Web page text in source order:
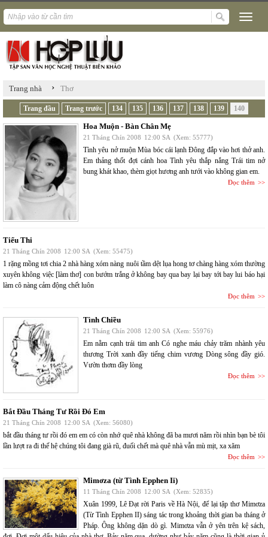
Trang nhà › Thơ
Trang đầu Trang trước 134 135 136 137 138 139 140
Hoa Muộn - Bàn Chân Mẹ
21 Tháng Chín 2008 12:00 SA (Xem: 55777)
Tình yêu nở muộn Mùa bóc cái lạnh Đông đắp vào hơi thở anh.
Em thảng thốt đợi cánh hoa Tình yêu thắp nắng Trái tim nở
bung khát khao, thèm giọt hương anh tưới vào không gian em.
Đọc thêm
Tiểu Thi
21 Tháng Chín 2008 12:00 SA (Xem: 55475)
1 rặng mồng tơi chia 2 nhà hàng xóm nàng nuôi tầm dệt lụa hong tơ chàng hàng xóm thường
xuyên không việc [làm thơ] con bướm trắng ở không bay qua bay lại bay tới bay lui báo hại
làm cô nàng cảm động chết luôn
Đọc thêm
Tình Chiều
21 Tháng Chín 2008 12:00 SA (Xem: 55976)
Em nằm cạnh trái tim anh Có nghe máu chảy trăm nhành yêu
thương Trời xanh đầy tiếng chim vương Dòng sông đầy gió.
Vườn thơm đầy lòng
Đọc thêm
Bắt Đầu Tháng Tư Rồi Đó Em
21 Tháng Chín 2008 12:00 SA (Xem: 56080)
bắt đầu tháng tư rồi đó em em có còn nhớ quê nhà không đã ba mươi năm rồi nhìn bạn bè tôi
lần lượt ra đi thế hệ chúng tôi đang già rũ, đuối chết mà quê nhà vẫn mù mịt, xa xăm
Đọc thêm
Mimơza (từ Tình Epphen Ii)
11 Tháng Chín 2008 12:00 SA (Xem: 52835)
Xuân 1999, Lê Đạt rời Paris về Hà Nội, để lại tập thơ Mimơza
(Từ Tình Epphen II) sáng tác trong khoảng thời gian ba tháng ở
Pháp. Ông không dặn dò gì. Mimơza vẫn ở yên trên kệ sách,